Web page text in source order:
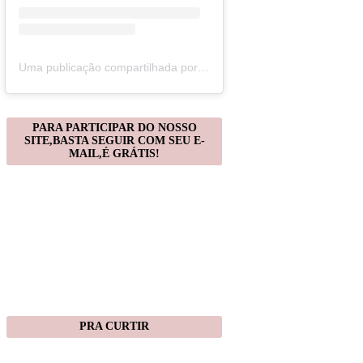
Uma publicação compartilhada por Christiane Gonçalves (@artecomquiane)
PARA PARTICIPAR DO NOSSO
SITE,BASTA SEGUIR COM SEU E-
MAIL,É GRÁTIS!
PRA CURTIR